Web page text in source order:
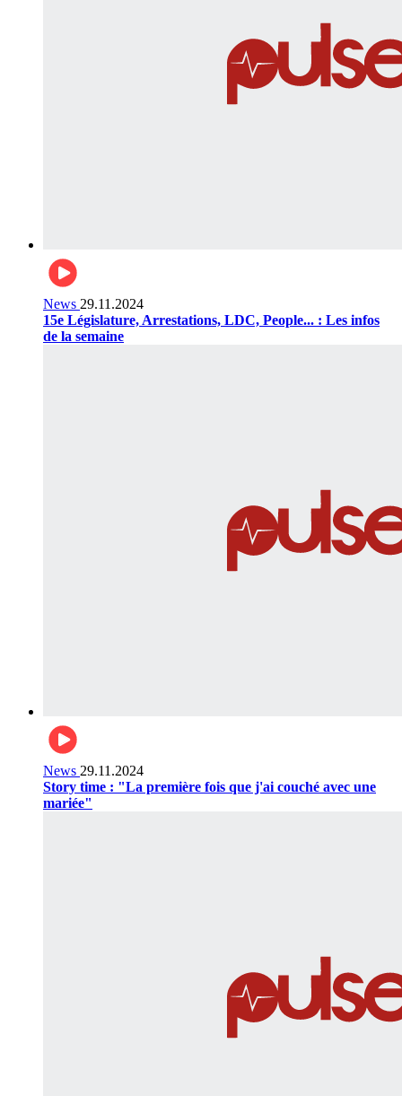
News 29.11.2024
15e Législature, Arrestations, LDC, People... : Les infos
de la semaine
News 29.11.2024
Story time : "La première fois que j'ai couché avec une
mariée"